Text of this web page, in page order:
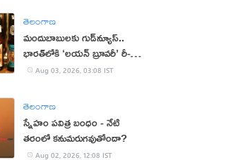
తెలంగాణ
మందుబాబులకు గుడ్‌న్యూస్..
భారత్‌లోకి ‘లయన్ బ్రూవరీ’ రీ-
ఎంట్రీAug 03, 2026, 03:08 IST
తెలంగాణ
స్నేహం పవిత్ర బంధం - నేటి
తరంలో కనుమరుగవుతోందా?
Aug 02, 2026, 12:08 IST